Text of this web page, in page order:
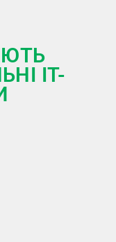
IT-